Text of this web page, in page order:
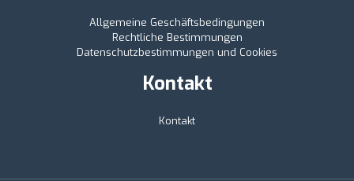
Allgemeine Geschäftsbedingungen
Rechtliche Bestimmungen
Datenschutzbestimmungen und Cookies
Kontakt
Kontakt